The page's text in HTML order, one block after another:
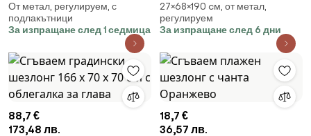
цвят с черна чанта
От метал, регулируем, с
подлакътници
За изпращане след 1 седмица
с матрак, 190 x 68 см, черно
27×68×190 cм, от метал,
регулируем
За изпращане след 6 дни
88,7 €
173,48 лв.
18,7 €
36,57 лв.